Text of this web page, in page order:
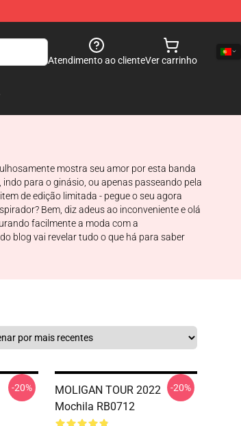
Atendimento ao clienteVer carrinho
mostra seu amor por esta banda
para o ginásio, ou apenas passeando pela
de edição limitada - pegue o seu agora
Bem, diz adeus ao inconveniente e olá
facilmente a moda com a
blog vai revelar tudo o que há para saber
-20%
MOLIGAN TOUR 2022
Mochila RB0712
-20%